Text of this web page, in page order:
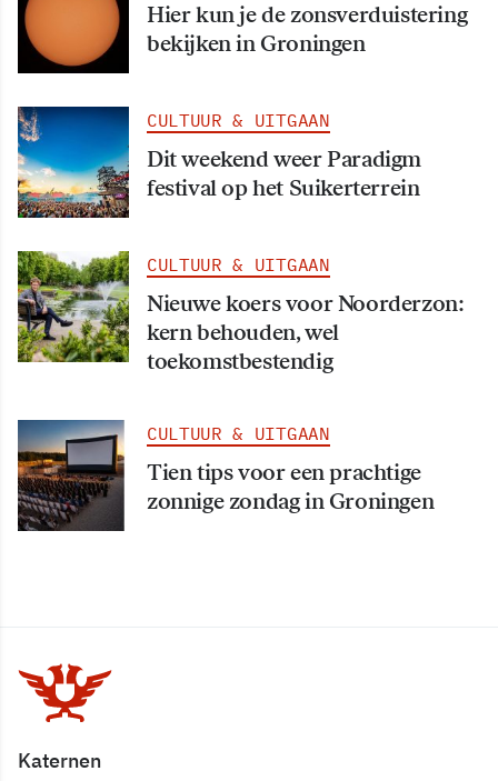
Hier kun je de zonsverduistering
bekijken in Groningen
CULTUUR & UITGAAN
Dit weekend weer Paradigm
festival op het Suikerterrein
CULTUUR & UITGAAN
Nieuwe koers voor Noorderzon:
kern behouden, wel
toekomstbestendig
CULTUUR & UITGAAN
Tien tips voor een prachtige
zonnige zondag in Groningen
Katernen